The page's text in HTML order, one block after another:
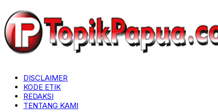
DISCLAIMER
KODE ETIK
REDAKSI
TENTANG KAMI